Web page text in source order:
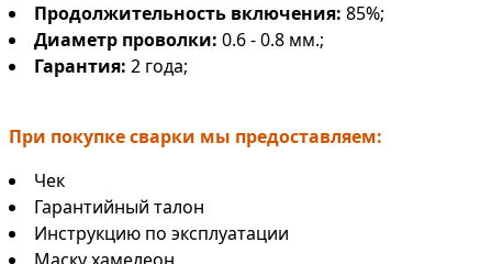
Продолжительность включения: 85%;
Диаметр проволки: 0.6 - 0.8 мм.;
Гарантия: 2 года;
При покупке сварки мы предоставляем:
Чек
Гарантийный талон
Инструкцию по эксплуатации